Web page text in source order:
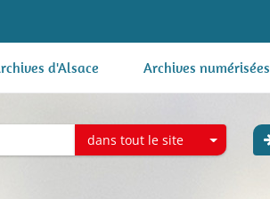
d'Alsace Archives numérisées
dans tout le site